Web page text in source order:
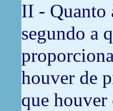
II - Quanto
segundo a
houver de
que houver